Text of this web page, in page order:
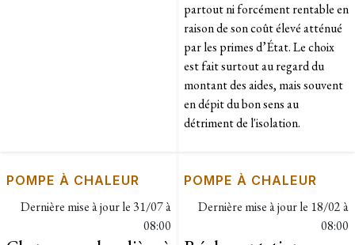
partout ni forcément rentable en
raison de son coût élevé atténué
par les primes d’État. Le choix
est fait surtout au regard du
montant des aides, mais souvent
en dépit du bon sens au
détriment de l'isolation.
POMPE À CHALEUR
Dernière mise à jour le 31/07 à
08:00
POMPE À CHALEUR
Dernière mise à jour le 18/02 à
08:00